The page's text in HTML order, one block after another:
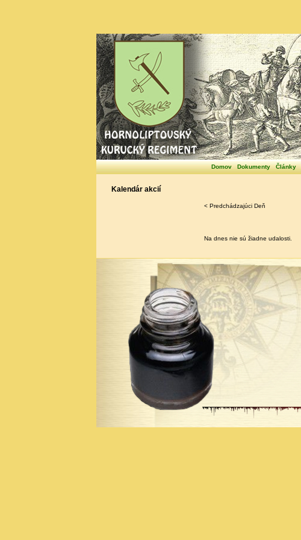
Domov Dokumenty Články
Kalendár akcií
< Predchádzajúci Deň
Na dnes nie sú žiadne udalosti.